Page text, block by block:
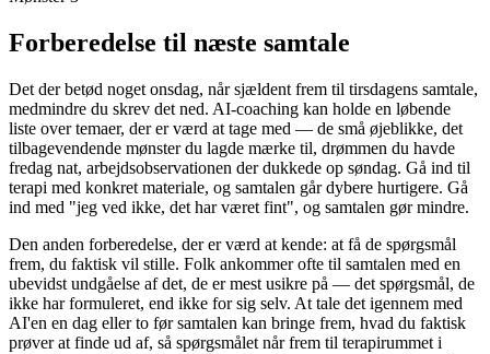
Forberedelse til næste samtale
Det der betød noget onsdag, når sjældent frem til tirsdagens samtale,
medmindre du skrev det ned. AI-coaching kan holde en løbende
liste over temaer, der er værd at tage med — de små øjeblikke, det
tilbagevendende mønster du lagde mærke til, drømmen du havde
fredag nat, arbejdsobservationen der dukkede op søndag. Gå ind til
terapi med konkret materiale, og samtalen går dybere hurtigere. Gå
ind med "jeg ved ikke, det har været fint", og samtalen gør mindre.
Den anden forberedelse, der er værd at kende: at få de spørgsmål
frem, du faktisk vil stille. Folk ankommer ofte til samtalen med en
ubevidst undgåelse af det, de er mest usikre på — det spørgsmål, de
ikke har formuleret, end ikke for sig selv. At tale det igennem med
AI'en en dag eller to før samtalen kan bringe frem, hvad du faktisk
prøver at finde ud af, så spørgsmålet når frem til terapirummet i